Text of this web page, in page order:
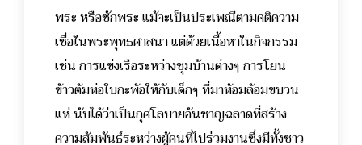
พระ หรือชักพระ แม้จะเป็นประเพณีตามคติความ
เชื่อในพระพุทธศาสนา แต่ด้วยเนื้อหาในกิจกรรม
เช่น การแข่งเรือระหว่างชุมบ้านต่างๆ การโยน
ข้าวต้มห่อใบกะพ้อให้กับเด็กๆ ที่มาห้อมล้อมขบวน
แห่ นับได้ว่าเป็นกุศโลบายอันชาญฉลาดที่สร้าง
ความสัมพันธ์ระหว่างผู้คนที่ไปร่วมงานซึ่งมีทั้งชาว